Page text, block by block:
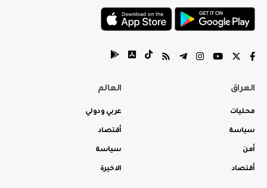
العراق
محليات
سياسة
أمن
أقتصاد
العالم
عربي ودولي
أقتصاد
سياسة
الاخيرة